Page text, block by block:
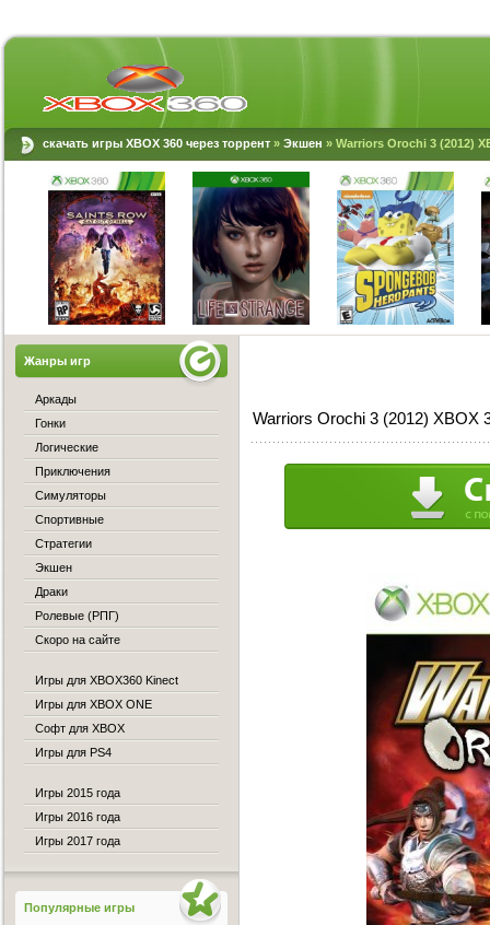
скачать игры XBOX 360 через торрент » Экшен » Warriors Orochi 3 (2012)
Warriors Orochi 3 (2012) XBOX
Жанры игр
Аркады
Гонки
Логические
Приключения
Симуляторы
Спортивные
Стратегии
Экшен
Драки
Ролевые (РПГ)
Скоро на сайте
Игры для XBOX360 Kinect
Игры для XBOX ONE
Софт для XBOX
Игры для PS4
Игры 2015 года
Игры 2016 года
Игры 2017 года
Популярные игры